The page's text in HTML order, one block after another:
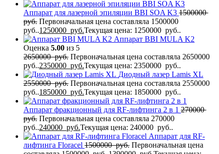
Аппарат для лазерной эпиляции BBI SOA K3 1500000
руб. Первоначальная цена составляла 1500000
руб..1250000 руб.Текущая цена: 1250000 руб..
Аппарат BBI MULA K2
Оценка 5.00 из 5
2650000руб. Первоначальная цена составляла 2650000
руб..2350000 руб.Текущая цена: 2350000 руб..
Диодный лазер Lamis XL
2550000руб. Первоначальная цена составляла 2550000
руб..1850000 руб.Текущая цена: 1850000 руб..
Аппарат фракционный для RF-лифтинга 2 в 1 270000
руб. Первоначальная цена составляла 270000
руб..240000 руб.Текущая цена: 240000 руб..
Аппарат для RF-
лифтинга Flоrасеl 1500000руб. Первоначальная цена